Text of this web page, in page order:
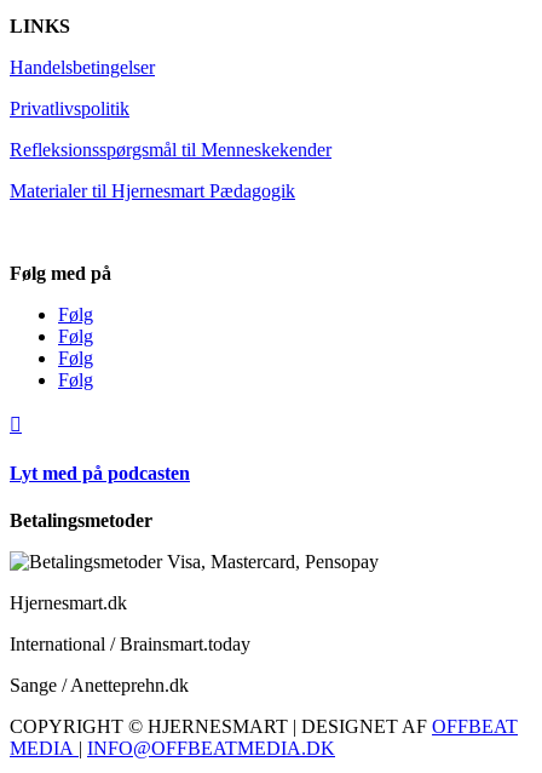
LINKS
Handelsbetingelser
Privatlivspolitik
Refleksionsspørgsmål til Menneskekender
Materialer til Hjernesmart Pædagogik
Følg med på
Følg
Følg
Følg
Følg

Lyt med på podcasten
Betalingsmetoder
Hjernesmart.dk
International / Brainsmart.today
Sange / Anetteprehn.dk
COPYRIGHT © HJERNESMART | DESIGNET AF OFFBEAT
MEDIA | INFO@OFFBEATMEDIA.DK